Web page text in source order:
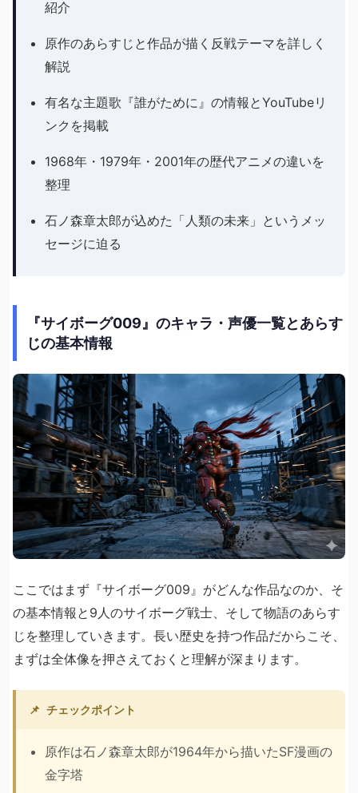
紹介
原作のあらすじと作品が描く反戦テーマを詳しく
解説
有名な主題歌『誰がために』の情報とYouTubeリ
ンクを掲載
1968年・1979年・2001年の歴代アニメの違いを
整理
石ノ森章太郎が込めた「人類の未来」というメッ
セージに迫る
『サイボーグ009』のキャラ・声優一覧とあらす
じの基本情報
ここではまず『サイボーグ009』がどんな作品なのか、そ
の基本情報と9人のサイボーグ戦士、そして物語のあらす
じを整理していきます。長い歴史を持つ作品だからこそ、
まずは全体像を押さえておくと理解が深まります。
📌 チェックポイント
原作は石ノ森章太郎が1964年から描いたSF漫画の
金字塔